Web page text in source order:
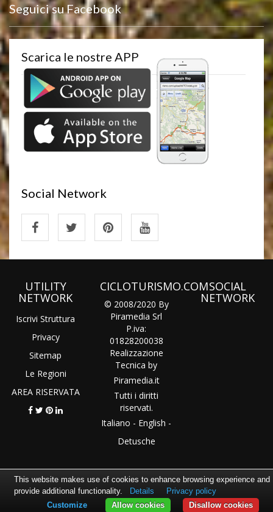
Seguici su Facebook
Scarica le nostre APP
Social Network
UTILITY
NETWORK
Iscrivi Struttura
Privacy
Sitemap
Le Regioni
AREA RISERVATA
CICLOTURISMO.COM
© 2008/2020 By
Piramedia Srl
P.iva:
01828200038
Realizzazione
Tecnica by
Piramedia.it
Tutti i diritti
riservati.
Italiano - English -
Detusche
SOCIAL
NETWORK
This website makes use of cookies to enhance browsing experience and
provide additional functionality.
Details
Privacy policy
Disallow cookies
Allow cookies
Customize